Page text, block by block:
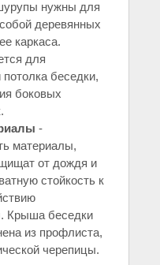
нужны для
деревянных
каркаса.
для
беседки,
боковых
-
материалы,
от дождя и
стойкость к
Крыша беседки
из профлиста,
черепицы.